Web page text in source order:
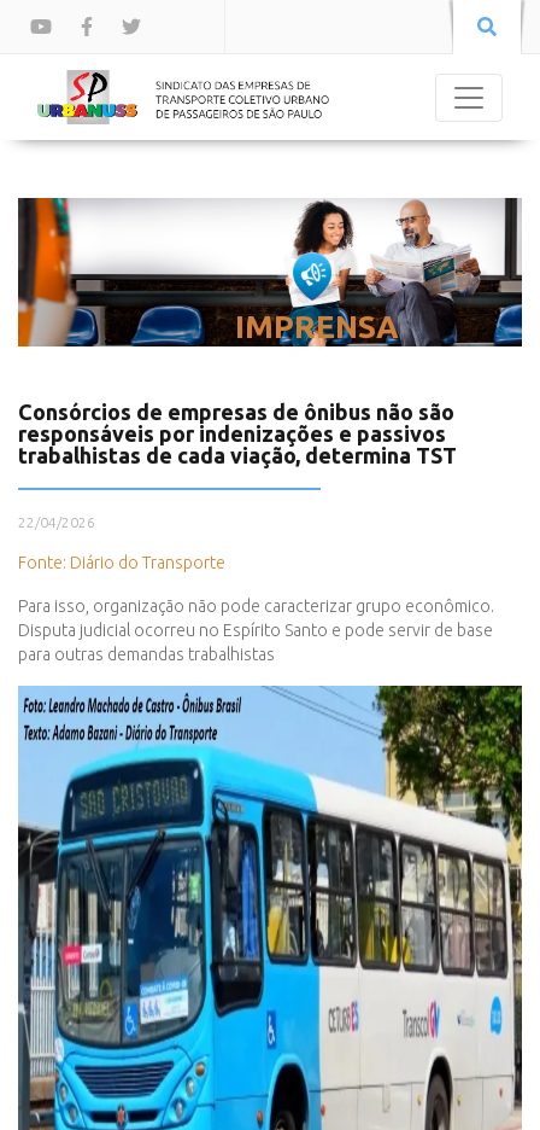
IMPRENSA
Consórcios de empresas de ônibus não são
responsáveis por indenizações e passivos
trabalhistas de cada viação, determina TST
22/04/2026
Fonte: Diário do Transporte
Para isso, organização não pode caracterizar grupo econômico.
Disputa judicial ocorreu no Espírito Santo e pode servir de base
para outras demandas trabalhistas